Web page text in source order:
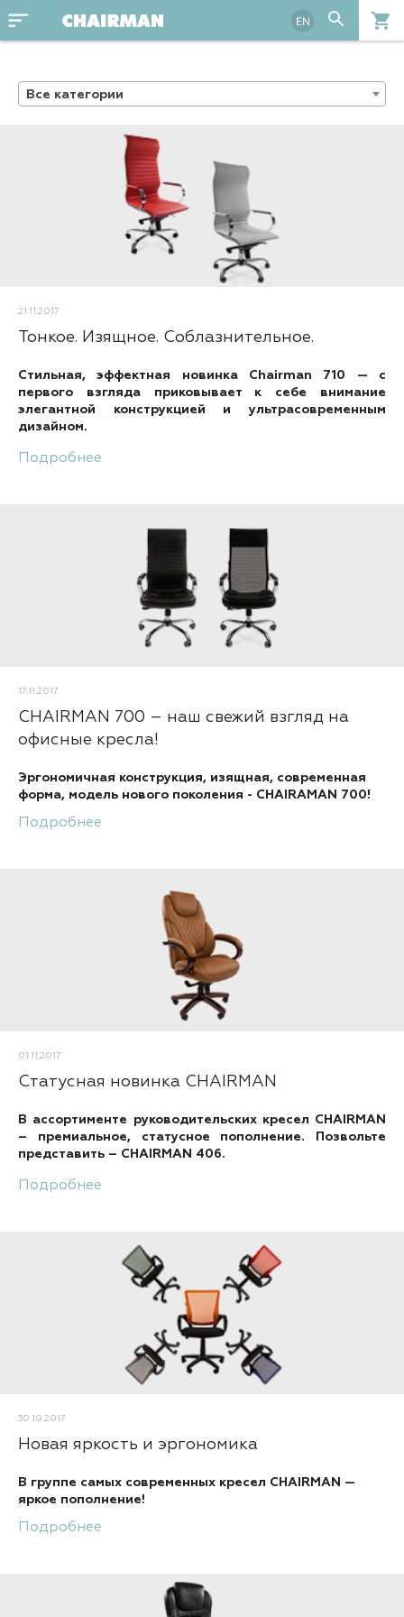
sort EN search shopping_cart
Все категории
21.11.2017
Тонкое. Изящное. Соблазнительное.
Стильная, эффектная новинка Chairman 710 — с
первого взгляда приковывает к себе внимание
элегантной конструкцией и ультрасовременным
дизайном.
Подробнее
17.11.2017
CHAIRMAN 700 – наш свежий взгляд на
офисные кресла!
Эргономичная конструкция, изящная, современная
форма, модель нового поколения - CHAIRAMAN 700!
Подробнее
01.11.2017
Статусная новинка CHAIRMAN
В ассортименте руководительских кресел CHAIRMAN
– премиальное, статусное пополнение. Позвольте
представить – CHAIRMAN 406.
Подробнее
30.10.2017
Новая яркость и эргономика
В группе самых современных кресел CHAIRMAN —
яркое пополнение!
Подробнее